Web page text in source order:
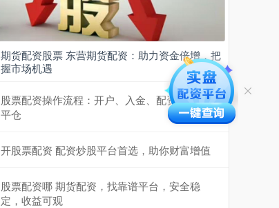
期货配资股票 东营期货配资：助力资金倍增，把
握市场机遇
股票配资操作流程：开户、入金、配资、交易、
平仓
开股票配资 配资炒股平台首选，助你财富增值
股票配资哪 期货配资，找靠谱平台，安全稳
定，收益可观